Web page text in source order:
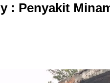
: Penyakit